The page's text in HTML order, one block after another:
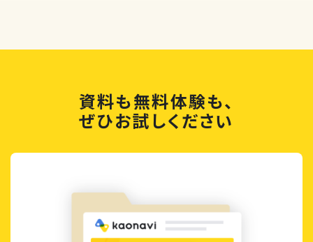
資料も無料体験も、
ぜひお試しください